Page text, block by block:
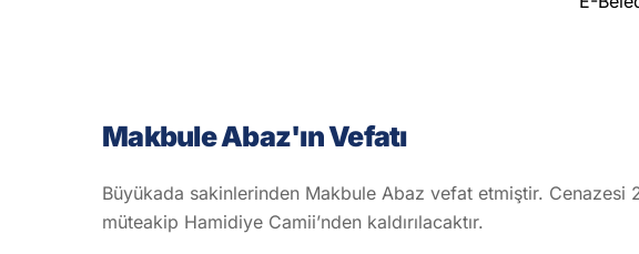
Makbule Abaz'ın Vefatı
Büyükada sakinlerinden Makbule Abaz vefat etmiştir. Cenazesi
müteakip Hamidiye Camii’nden kaldırılacaktır.